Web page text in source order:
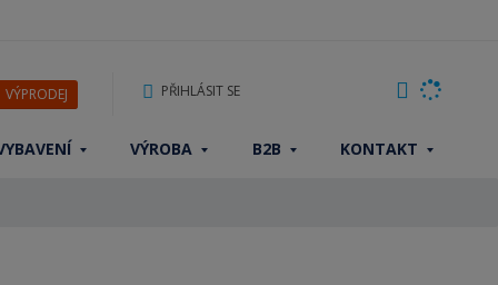
VÝPRODEJ PŘIHLÁSIT SE
VÝROBA B2B KONTAKT